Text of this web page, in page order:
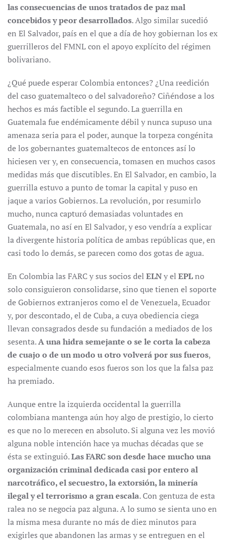
las consecuencias de unos tratados de paz mal
concebidos y peor desarrollados. Algo similar sucedió
en El Salvador, país en el que a día de hoy gobiernan los ex
guerrilleros del FMNL con el apoyo explícito del régimen
bolivariano.
¿Qué puede esperar Colombia entonces? ¿Una reedición
del caso guatemalteco o del salvadoreño? Ciñéndose a los
hechos es más factible el segundo. La guerrilla en
Guatemala fue endémicamente débil y nunca supuso una
amenaza seria para el poder, aunque la torpeza congénita
de los gobernantes guatemaltecos de entonces así lo
hiciesen ver y, en consecuencia, tomasen en muchos casos
medidas más que discutibles. En El Salvador, en cambio, la
guerrilla estuvo a punto de tomar la capital y puso en
jaque a varios Gobiernos. La revolución, por resumirlo
mucho, nunca capturó demasiadas voluntades en
Guatemala, no así en El Salvador, y eso vendría a explicar
la divergente historia política de ambas repúblicas que, en
casi todo lo demás, se parecen como dos gotas de agua.
En Colombia las FARC y sus socios del ELNy el EPLno
solo consiguieron consolidarse, sino que tienen el soporte
de Gobiernos extranjeros como el de Venezuela, Ecuador
y, por descontado, el de Cuba, a cuya obediencia ciega
llevan consagrados desde su fundación a mediados de los
sesenta.A una hidra semejante o se le corta la cabeza
de cuajo o de un modo u otro volverá por sus fueros,
especialmente cuando esos fueros son los que la falsa paz
ha premiado.
Aunque entre la izquierda occidental la guerrilla
colombiana mantenga aún hoy algo de prestigio, lo cierto
es que no lo merecen en absoluto. Si alguna vez les movió
alguna noble intención hace ya muchas décadas que se
ésta se extinguió.Las FARC son desde hace mucho una
organización criminal dedicada casi por entero al
narcotráfico, el secuestro, la extorsión, la minería
ilegal y el terrorismo a gran escala. Con gentuza de esta
ralea no se negocia paz alguna. A lo sumo se sienta uno en
la misma mesa durante no más de diez minutos para
exigirles que abandonen las armas y se entreguen en el